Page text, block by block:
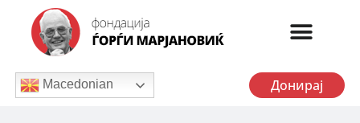
Macedonian Донирај